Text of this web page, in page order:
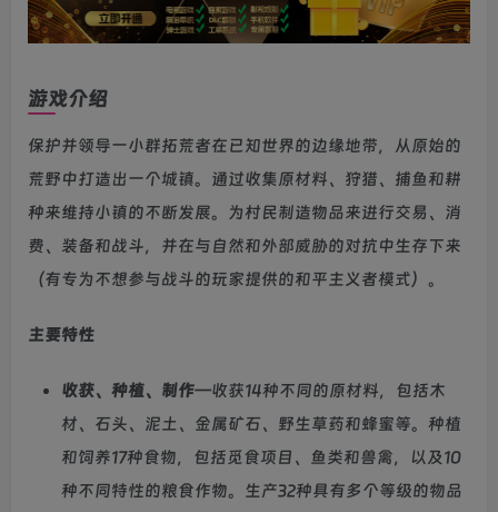
游戏介绍
保护并领导一小群拓荒者在已知世界的边缘地带，从原始的
荒野中打造出一个城镇。通过收集原材料、狩猎、捕鱼和耕
种来维持小镇的不断发展。为村民制造物品来进行交易、消
费、装备和战斗，并在与自然和外部威胁的对抗中生存下来
（有专为不想参与战斗的玩家提供的和平主义者模式）。
主要特性
收获、种植、制作—收获14种不同的原材料，包括木
材、石头、泥土、金属矿石、野生草药和蜂蜜等。种植
和饲养17种食物，包括觅食项目、鱼类和兽禽，以及10
种不同特性的粮食作物。生产32种具有多个等级的物品